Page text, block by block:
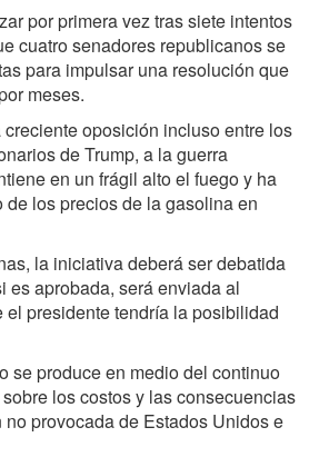
por primera vez tras siete intentos
cuatro senadores republicanos se
para impulsar una resolución que
meses.
oposición incluso entre los
de Trump, a la guerra
en un frágil alto el fuego y ha
los precios de la gasolina en
la iniciativa deberá ser debatida
es aprobada, será enviada al
el presidente tendría la posibilidad
se produce en medio del continuo
los costos y las consecuencias
provocada de Estados Unidos e